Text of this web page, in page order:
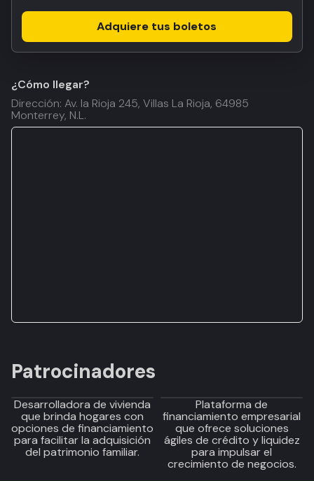
Adquiere tus boletos
¿Cómo llegar?
Dirección: Av. la Rioja 245, Villas La Rioja, 64985
Monterrey, N.L.
Patrocinadores
Desarrolladora de vivienda
que brinda hogares con
opciones de financiamiento
para facilitar la adquisición
del patrimonio familiar.
Plataforma de
financiamiento empresarial
que ofrece soluciones
ágiles de crédito y liquidez
para impulsar el
crecimiento de negocios.